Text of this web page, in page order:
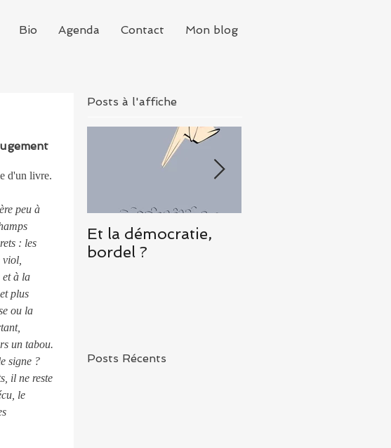
Bio Agenda Contact Mon blog
d'un livre.
peu à
: les
et à la
plus
ou la
un tabou.
signe ?
il ne reste
le
Posts à l'affiche
Et la démocratie,
bordel ?
Posts Récents